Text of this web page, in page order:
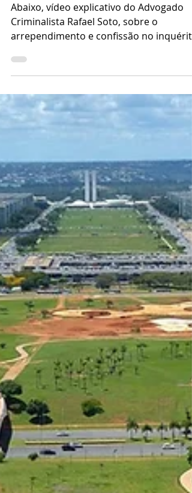
Abaixo, vídeo explicativo do Advogado
Criminalista Rafael Soto, sobre o
arrependimento e confissão no inquérito